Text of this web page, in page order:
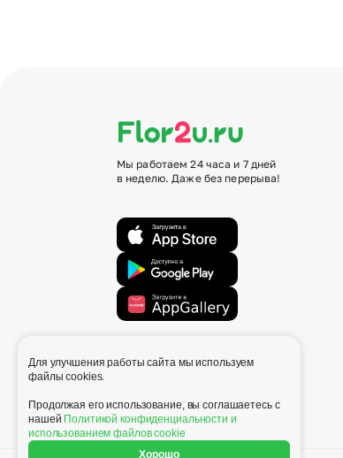
Мы работаем 24 часа и 7 дней
в неделю. Даже без перерыва!
Для улучшения работы сайта мы используем
файлы cookies.
Продолжая его использование, вы соглашаетесь с
нашей Политикой конфиденциальности и
использованием файлов cookie
Хорошо